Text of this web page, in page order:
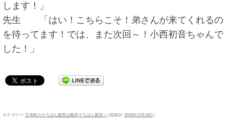
します！」
先生 「はい！こちらこそ！弟さんが来てくれるの
を待ってます！では、また次回～！小西初音ちゃんで
した！」
カテゴリー: 王寺町のそろばん教室は亀井そろばん教室へ | 投稿日: 2018年11月19日